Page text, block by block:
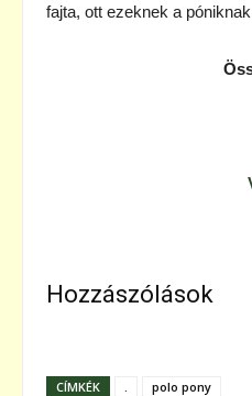
fajta, ott ezeknek a
Hozzászólások
CÍMKÉK polo pony